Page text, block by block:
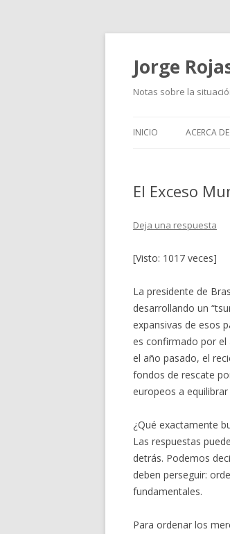
Jorge
Notas sobre la
INICIO ACERCA DE
El Exceso
Deja una respuesta
[Visto: 1017 veces]
La presidente de
desarrollando un
expansivas de esos
es confirmado por el
el año pasado, el
fondos de rescate
europeos a
¿Qué exactamente
Las respuestas
detrás. Podemos
deben perseguir:
fundamentales.
Para ordenar los